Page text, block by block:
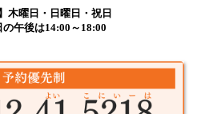
木曜日・日曜日・祝日
午後は14:00～18:00